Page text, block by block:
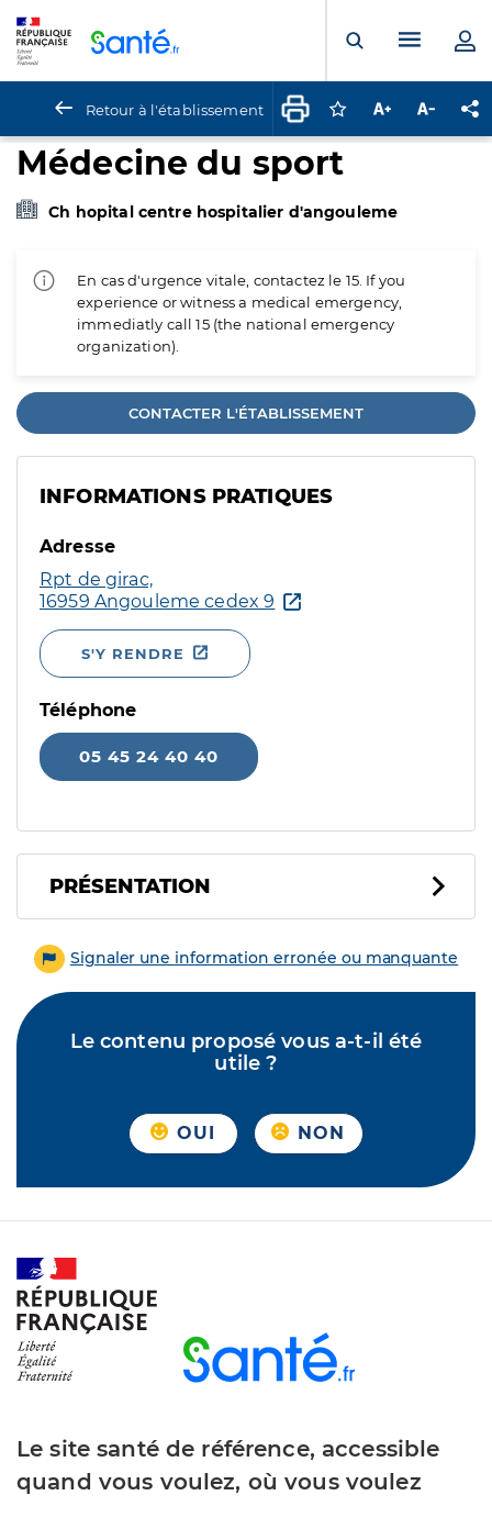
Ouvrir laMenu
Retour à l'établissement Connectez-vous
Augmenter la
Médecine du sport
Ch hopital centre hospitalier d'angouleme
En cas d'urgence vitale, contactez le 15. If you
experience or witness a medical emergency,
immediatly call 15 (the national emergency
organization).
CONTACTER L'ÉTABLISSEMENT
INFORMATIONS PRATIQUES
Adresse
Rpt de girac,
16959 Angouleme cedex 9
S'Y RENDRE
Téléphone
05 45 24 40 40
PRÉSENTATION
Signaler une information erronée ou manquante
Le contenu proposé vous a-t-il été
utile ?
OUI NON
Le site santé de référence, accessible
quand vous voulez, où vous voulez